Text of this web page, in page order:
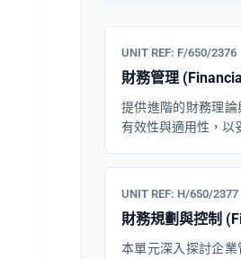
UNIT REF: F/650/2376
財務管理
提供進階的財務理
有效性與適用性，以
UNIT REF: H/650/2377
財務規劃與控制
本單元深入探討企業